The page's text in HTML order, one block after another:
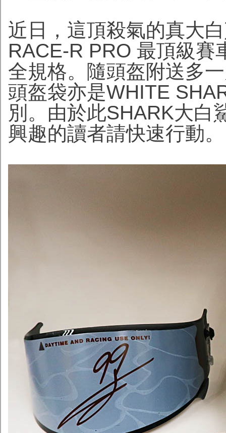
近日，這頂殺氣的真大
RACE-R PRO 最頂級賽
全規格。隨頭盔附送多
頭盔袋亦是WHITE
別。由於此SHARK大白
興趣的讀者請快速行動。